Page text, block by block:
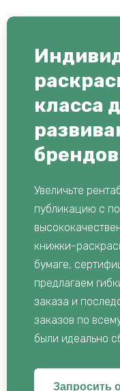
класса
брендов
Увеличьте
публикацию с
книжки-
бумаге,
предлагаем
заказа и
заказов по
были идеально
Запросить